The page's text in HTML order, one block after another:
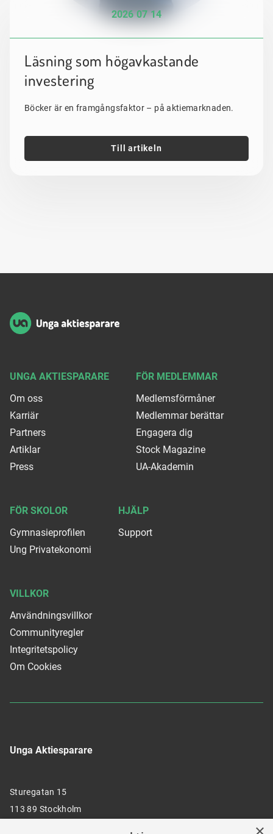
2026 07 14
Läsning som högavkastande
investering
Böcker är en framgångsfaktor – på aktiemarknaden.
Till artikeln
Unga Aktiesparare
Sturegatan 15
113 89 Stockholm
UNGA AKTIESPARARE
Om oss
Karriär
Partners
Artiklar
Press
FÖR MEDLEMMAR
Medlemsförmåner
Medlemmar berättar
Engagera dig
Stock Magazine
UA-Akademin
FÖR SKOLOR
Gymnasieprofilen
Ung Privatekonomi
HJÄLP
Support
VILLKOR
Användningsvillkor
Communityregler
Integritetspolicy
Om Cookies